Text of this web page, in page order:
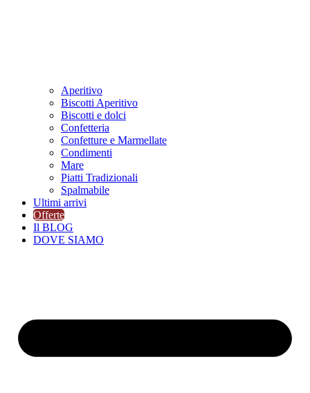
Aperitivo
Biscotti Aperitivo
Biscotti e dolci
Confetteria
Confetture e Marmellate
Condimenti
Mare
Piatti Tradizionali
Spalmabile
Ultimi arrivi
Offerte
Il BLOG
DOVE SIAMO